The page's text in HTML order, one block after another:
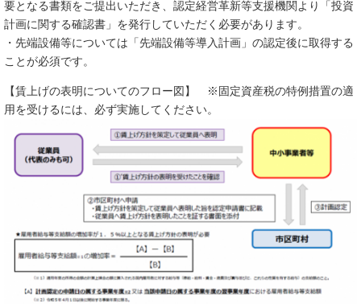
要となる書類をご提出いただき、認定経営革新等支援機関より「投資
計画に関する確認書」を発行していただく必要があります。
・先端設備等については「先端設備等導入計画」の認定後に取得する
ことが必須です。
【賃上げの表明についてのフロー図】 ※固定資産税の特例措置の適
用を受けるには、必ず実施してください。